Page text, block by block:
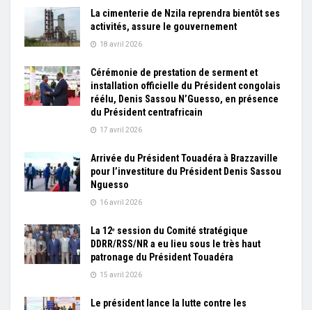
La cimenterie de Nzila reprendra bientôt ses
activités, assure le gouvernement
18 avril 2026
Cérémonie de prestation de serment et
installation officielle du Président congolais
réélu, Denis Sassou N’Guesso, en présence
du Président centrafricain
17 avril 2026
Arrivée du Président Touadéra à Brazzaville
pour l’investiture du Président Denis Sassou
Nguesso
16 avril 2026
La 12ᵉ session du Comité stratégique
DDRR/RSS/NR a eu lieu sous le très haut
patronage du Président Touadéra
15 avril 2026
Le président lance la lutte contre les